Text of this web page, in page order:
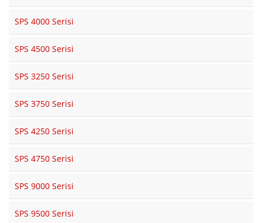
SPS 4000 Serisi
SPS 4500 Serisi
SPS 3250 Serisi
SPS 3750 Serisi
SPS 4250 Serisi
SPS 4750 Serisi
SPS 9000 Serisi
SPS 9500 Serisi